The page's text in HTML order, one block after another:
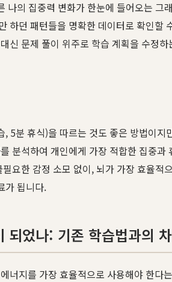
나의 집중력 변화가 한눈에 들어오는
하던 패턴들을 명확한 데이터로 확인
신 문제 풀이 위주로 학습 계획을 수정
5분 휴식)을 따르는 것도 좋은 방법이
분석하여 개인에게 가장 적합한 집중
요한 감정 소모 없이, 뇌가 가장 효율
가 됩니다.
었나: 기존 학습법과의
너지를 가장 효율적으로 사용해야 한